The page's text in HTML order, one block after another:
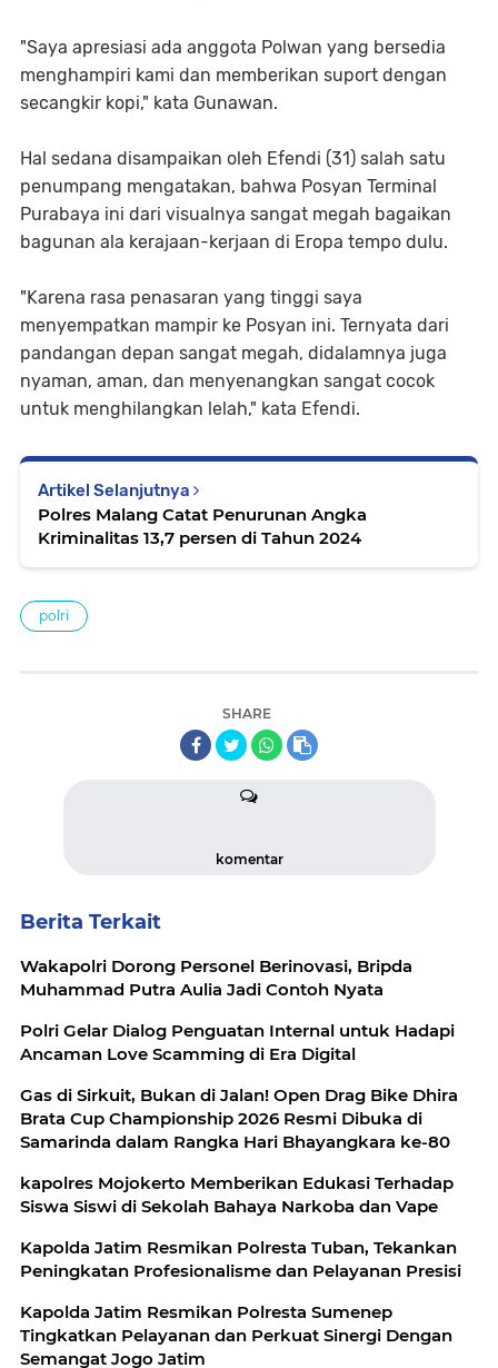
"Saya apresiasi ada anggota Polwan yang bersedia
menghampiri kami dan memberikan suport dengan
secangkir kopi," kata Gunawan.
Hal sedana disampaikan oleh Efendi (31) salah satu
penumpang mengatakan, bahwa Posyan Terminal
Purabaya ini dari visualnya sangat megah bagaikan
bagunan ala kerajaan-kerjaan di Eropa tempo dulu.
"Karena rasa penasaran yang tinggi saya
menyempatkan mampir ke Posyan ini. Ternyata dari
pandangan depan sangat megah, didalamnya juga
nyaman, aman, dan menyenangkan sangat cocok
untuk menghilangkan lelah," kata Efendi.
Artikel Selanjutnya
Polres Malang Catat Penurunan Angka
Kriminalitas 13,7 persen di Tahun 2024
polri
SHARE
komentar
Berita Terkait
Wakapolri Dorong Personel Berinovasi, Bripda
Muhammad Putra Aulia Jadi Contoh Nyata
Polri Gelar Dialog Penguatan Internal untuk Hadapi
Ancaman Love Scamming di Era Digital
Gas di Sirkuit, Bukan di Jalan! Open Drag Bike Dhira
Brata Cup Championship 2026 Resmi Dibuka di
Samarinda dalam Rangka Hari Bhayangkara ke-80
kapolres Mojokerto Memberikan Edukasi Terhadap
Siswa Siswi di Sekolah Bahaya Narkoba dan Vape
Kapolda Jatim Resmikan Polresta Tuban, Tekankan
Peningkatan Profesionalisme dan Pelayanan Presisi
Kapolda Jatim Resmikan Polresta Sumenep
Tingkatkan Pelayanan dan Perkuat Sinergi Dengan
Semangat Jogo Jatim